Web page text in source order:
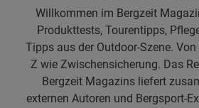
Willkommen im Bergzeit
Produkttests, Tourentipps,
Tipps aus der Outdoor-Szene.
Z wie Zwischensicherung. Das
Bergzeit Magazins liefert
externen Autoren und Bergsport-